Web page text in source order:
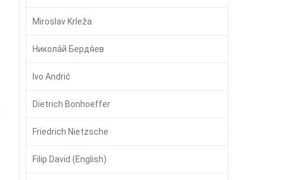
Miroslav Krleža
Никола́й Бердя́ев
Ivo Andrić
Dietrich Bonhoeffer
Friedrich Nietzsche
Filip David (English)